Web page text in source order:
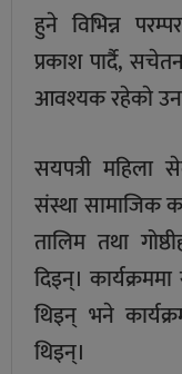
हुने विभिन्न
प्रकाश पार्दै,
आवश्यक रहेकाे
सयपत्री महिला
संस्था सामाजिक
तालिम तथा
दिइन्।
थिइन् भने
थिइन्।